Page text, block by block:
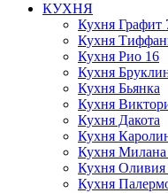
КУХНЯ
Кухня Графит
Кухня
Кухня Рио 16
Кухня
Кухня Бьянка
Кухня
Кухня Дакота
Кухня
Кухня Милана
Кухня
Кухня